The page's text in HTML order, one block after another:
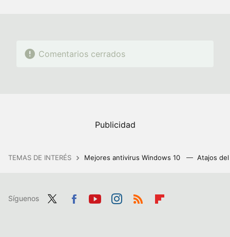
Comentarios cerrados
TEMAS DE INTERÉS Mejores antivirus Windows 10 Atajos
Síguenos